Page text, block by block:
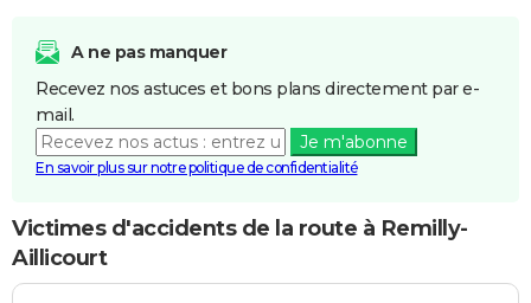
A ne pas manquer
Recevez nos astuces et bons plans directement par e-
mail.
Je m'abonne
En savoir plus sur notre politique de confidentialité
Victimes d'accidents de la route à Remilly-
Aillicourt